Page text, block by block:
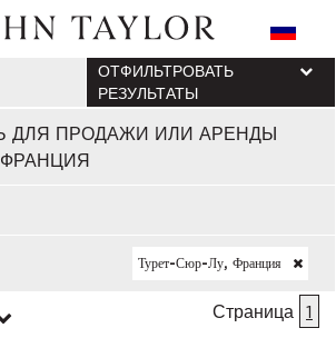
ДЛЯ ПРОДАЖИ ИЛИ АРЕНДЫ
ОТФИЛЬТРОВАТЬ
РЕЗУЛЬТАТЫ
Турет-Сюр-Лу, Франция
Страница 1